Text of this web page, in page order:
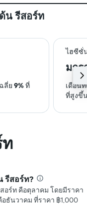
น รีสอร์ท
ไฮซีซั่
มกร
ลี่ย 9%ที่
เดือน
ที่สูงขึ้
รีสอร์ท?
อร์ท คือตุลาคม โดยมีราคา
ธันวาคม ที่ราคา ฿1,000